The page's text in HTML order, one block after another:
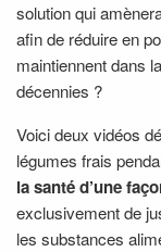
solution qui
afin de réduire en
maintiennent dans
décennies ?
Voici deux vidéos
légumes frais
la santé d’une
exclusivement de
les substances